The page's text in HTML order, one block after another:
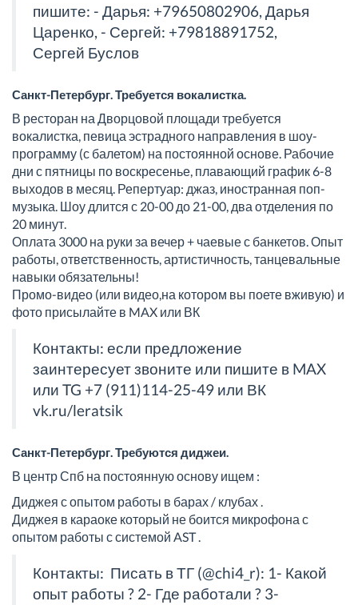
пишите: - Дарья: +79650802906, Дарья
Царенко , - Сергей: +79818891752,
Сергей Буслов
Санкт-Петербург. Требуется вокалистка.
В ресторан на Дворцовой площади требуется
вокалистка, певица эстрадного направления в шоу-
программу (с балетом) на постоянной основе. Рабочие
дни с пятницы по воскресенье, плавающий график 6-8
выходов в месяц. Репертуар: джаз, иностранная поп-
музыка. Шоу длится с 20-00 до 21-00, два отделения по
20 минут.
Оплата 3000 на руки за вечер + чаевые с банкетов. Опыт
работы, ответственность, артистичность, танцевальные
навыки обязательны!
Промо-видео (или видео,на котором вы поете вживую) и
фото присылайте в MAX или ВК
Контакты: если предложение
заинтересует звоните или пишите в MAX
или TG +7 (911)114-25-49 или ВК
vk.ru/leratsik
Санкт-Петербург. Требуются диджеи.
В центр Спб на постоянную основу ищем :
Диджея с опытом работы в барах / клубах .
Диджея в караоке который не боится микрофона с
опытом работы с системой AST .
Контакты: Писать в ТГ (@chi4_r): 1- Какой
опыт работы ? 2- Где работали ? 3-